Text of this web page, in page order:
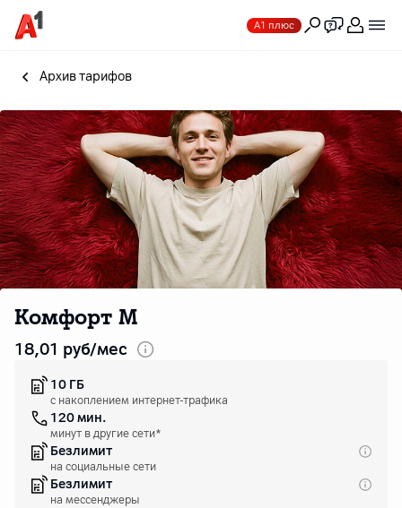
А1 плюс
Архив тарифов
Комфорт M
18,01 руб/мес
10 ГБ
c накоплением интернет-трафика
120 мин.
минут в другие сети*
Безлимит
на социальные сети
Безлимит
на мессенджеры